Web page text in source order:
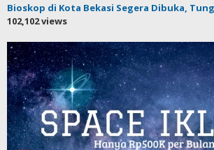
Bioskop di Kota Bekasi Segera Dibuka,
102,102 views